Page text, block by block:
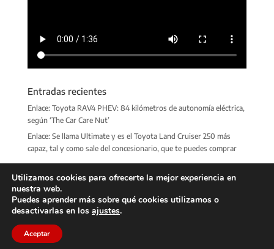
Entradas recientes
Enlace: Toyota RAV4 PHEV: 84 kilómetros de autonomía eléctrica,
según ‘The Car Care Nut’
Enlace: Se llama Ultimate y es el Toyota Land Cruiser 250 más
capaz, tal y como sale del concesionario, que te puedes comprar
Club RAV4 España
Utilizamos cookies para ofrecerte la mejor experiencia en
nuestra web.
Puedes aprender más sobre qué cookies utilizamos o
desactivarlas en los ajustes.
Aceptar